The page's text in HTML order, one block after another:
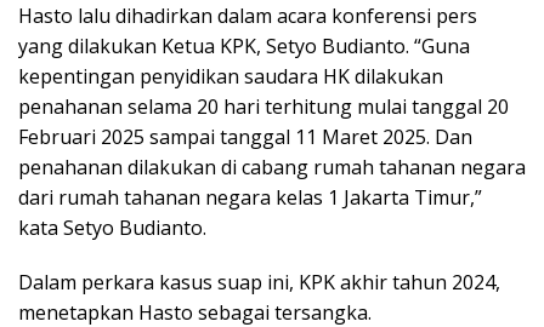
Hasto lalu dihadirkan dalam acara konferensi pers
yang dilakukan Ketua KPK, Setyo Budianto. “Guna
kepentingan penyidikan saudara HK dilakukan
penahanan selama 20 hari terhitung mulai tanggal 20
Februari 2025 sampai tanggal 11 Maret 2025. Dan
penahanan dilakukan di cabang rumah tahanan negara
dari rumah tahanan negara kelas 1 Jakarta Timur,”
kata Setyo Budianto.
Dalam perkara kasus suap ini, KPK akhir tahun 2024,
menetapkan Hasto sebagai tersangka.